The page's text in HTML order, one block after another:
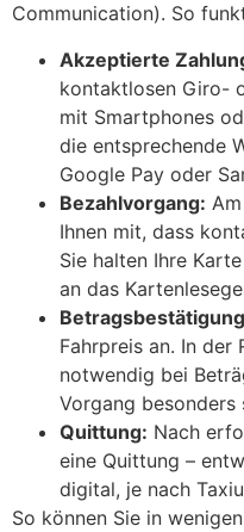
Communication). So
Akzeptierte
kontaktlosen Giro-
mit Smartphones
die entsprechende
Google Pay oder
Bezahlvorgang:
Ihnen mit, dass
Sie halten Ihre
an das
Fahrpreis an. In der
notwendig bei
Vorgang besonders
Quittung: Nach
eine Quittung –
digital, je nach
So können Sie in